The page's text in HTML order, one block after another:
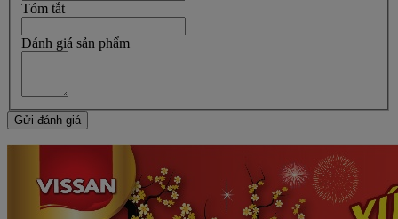
Tóm tắt
Đánh giá sản phẩm
Gửi đánh giá